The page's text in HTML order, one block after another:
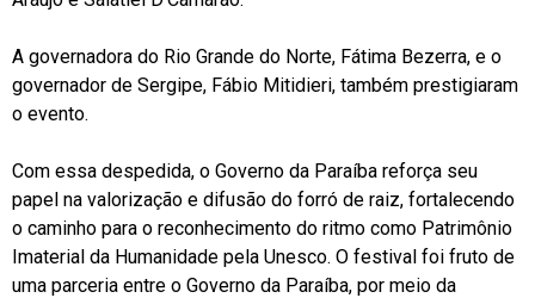
A governadora do Rio Grande do Norte, Fátima Bezerra, e o
governador de Sergipe, Fábio Mitidieri, também prestigiaram
o evento.
Com essa despedida, o Governo da Paraíba reforça seu
papel na valorização e difusão do forró de raiz, fortalecendo
o caminho para o reconhecimento do ritmo como Patrimônio
Imaterial da Humanidade pela Unesco. O festival foi fruto de
uma parceria entre o Governo da Paraíba, por meio da